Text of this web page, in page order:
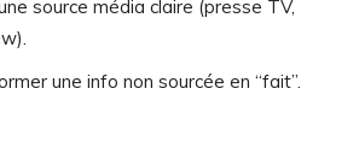
source média claire (presse TV,
une info non sourcée en “fait”.